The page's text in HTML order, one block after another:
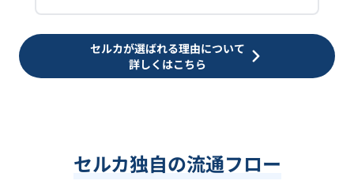
セルカが選ばれる理由について
詳しくはこちら
セルカ独自の流通フロー